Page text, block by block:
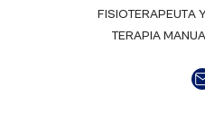
FISIOTERAPEUTA
TERAPIA